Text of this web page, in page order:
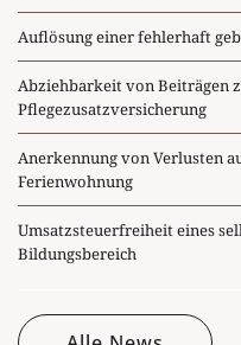
Auflösung einer fehlerhaft
Abziehbarkeit von Beiträgen
Pflegezusatzversicherung
Anerkennung von Verlusten
Ferienwohnung
Umsatzsteuerfreiheit eines
Bildungsbereich